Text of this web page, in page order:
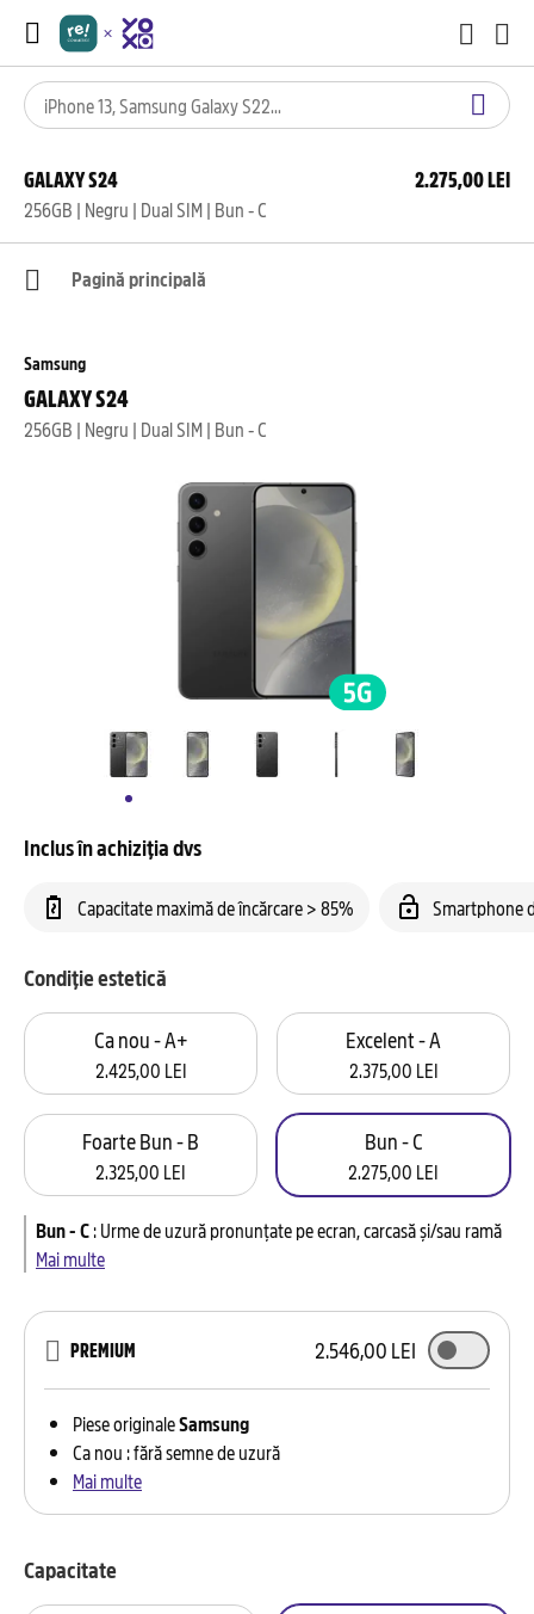
GALAXY S24
256GB | Negru | Dual SIM | Bun - C
2.275,00 LEI
Pagină principală
Samsung
GALAXY S24
256GB | Negru | Dual SIM | Bun - C
Inclus în achiziția dvs
Capacitate maximă de încărcare > 85% Smartphone
Condiție estetică
Ca nou - A+
2.425,00 LEI
Excelent - A
2.375,00 LEI
Foarte Bun - B
2.325,00 LEI
Bun - C
2.275,00 LEI
Bun - C:Urme de uzură pronunțate pe ecran, carcasă și/sau ramă
Mai multe
PREMIUM 2.546,00 LEI
Piese originaleSamsung
Ca nou : fără semne de uzură
Mai multe
Capacitate